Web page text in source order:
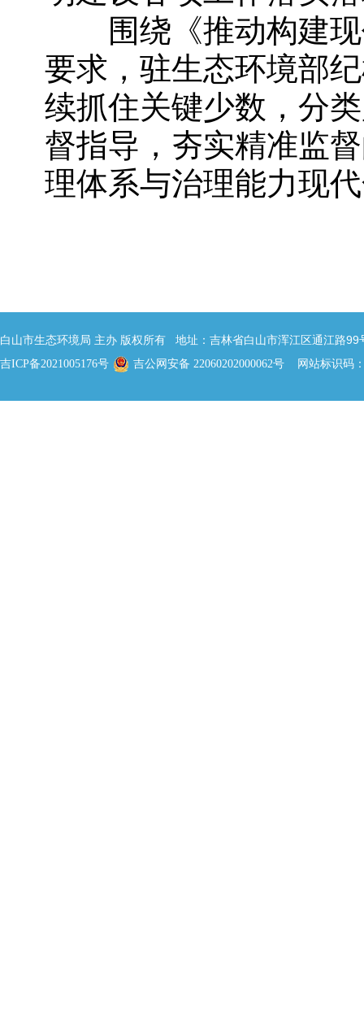
围绕《推动构建现
要求，驻生态环境部
续抓住关键少数，分
督指导，夯实精准监
理体系与治理能力现
白山市生态环境局 主办 版权所有 地址：吉林省白山市浑江区通江路
吉ICP备2021005176号 吉公网安备 22060202000062号 网站标识码